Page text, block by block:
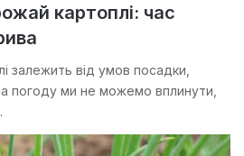
картоплі: час
залежить від умов посадки,
погоду ми не можемо вплинути,